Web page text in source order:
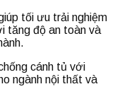
tối ưu trải nghiệm
tăng độ an toàn và
cánh tủ với
ngành nội thất và